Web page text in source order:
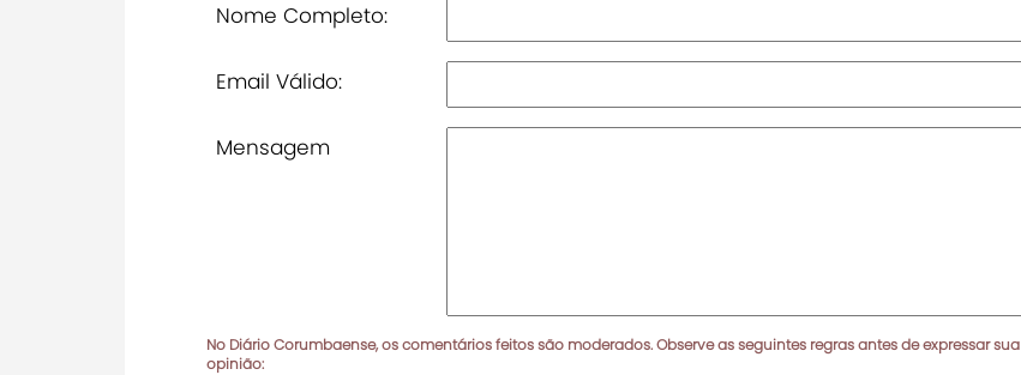
Nome Completo:
Email Válido:
Mensagem
No Diário Corumbaense, os comentários feitos são moderados. Observe as seguintes regras antes de expressar sua
opinião: